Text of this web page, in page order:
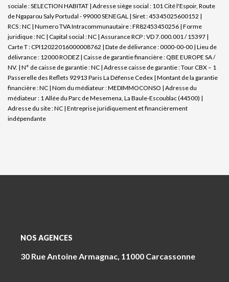
sociale : SELECTION HABITAT | Adresse siège social : 101 Cité l'Espoir, Route
de Ngaparou Saly Portudal - 99000 SENEGAL | Siret : 45345025600152 |
RCS : NC | Numero TVA Intracommunautaire : FR82453450256 | Forme
juridique : NC | Capital social : NC | Assurance RCP : VD 7.000.001 / 15397 |
Carte T : CPI12022016000008762 | Date de délivrance : 0000-00-00 | Lieu de
délivrance : 12000 RODEZ | Caisse de garantie financière : QBE EUROPE SA /
NV. | N° de caisse de garantie : NC | Adresse caisse de garantie : Tour CBX – 1
Passerelle des Reflets 92913 Paris La Défense Cedex | Montant de la garantie
financière : NC | Nom du médiateur : MEDIMMOCONSO | Adresse du
médiateur : 1 Allée du Parc de Mesemena, La Baule-Escoublac (44500) |
Adresse du site : NC | Entreprise juridiquement et financièrement
indépendante
NOS AGENCES
30 Rue Antoine Armagnac, 11000 Carcassonne